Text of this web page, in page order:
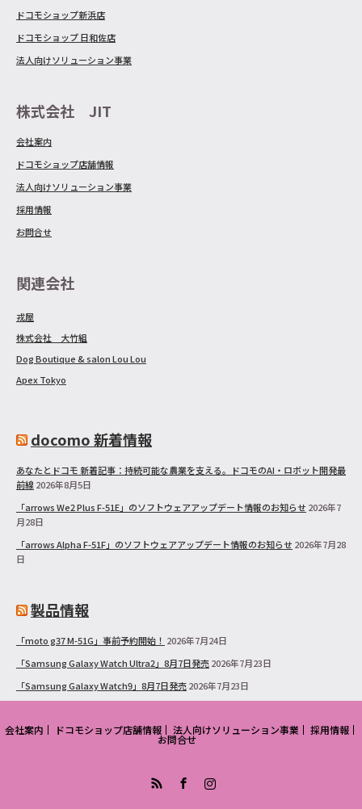
ドコモショップ新浜店
ドコモショップ 日和佐店
法人向けソリューション事業
株式会社 JIT
会社案内
ドコモショップ店舗情報
法人向けソリューション事業
採用情報
お問合せ
関連会社
戎屋
株式会社 大竹組
Dog Boutique & salon Lou Lou
Apex Tokyo
docomo 新着情報
あなたとドコモ 新着記事：持続可能な農業を支える。ドコモのAI・ロボット開発最
前線2026年8月5日
「arrows We2 Plus F-51E」のソフトウェアアップデート情報のお知らせ 2026年7
月28日
「arrows Alpha F-51F」のソフトウェアアップデート情報のお知らせ 2026年7月28
日
製品情報
「moto g37 M-51G」事前予約開始！ 2026年7月24日
「Samsung Galaxy Watch Ultra2」8月7日発売2026年7月23日
「Samsung Galaxy Watch9」8月7日発売2026年7月23日
会社案内 ドコモショップ店舗情報 法人向けソリューション事業 採用情報
お問合せ
Instagram